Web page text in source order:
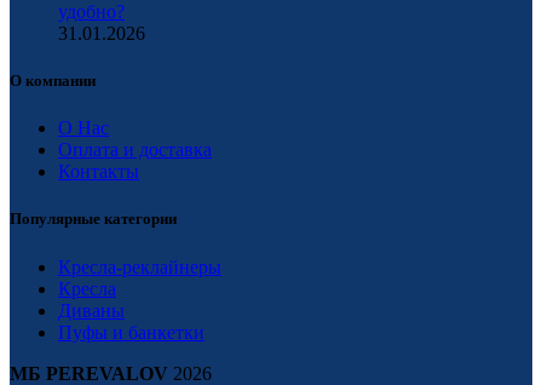
удобно?
31.01.2026
О компании
О Нас
Оплата и доставка
Контакты
Популярные категории
Кресла-реклайнеры
Кресла
Диваны
Пуфы и банкетки
МБ PEREVALOV 2026